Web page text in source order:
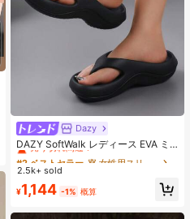
Dazy
DAZY SoftWalk レディース EVA ミ
ッドヒールプラットフォームビーチ
サンダル - 超軽量、通気性、快適、
滑り止め、柔らかいソール、ミニマ
ルデザイン、ビーチ、休暇、家庭で
の自由時間、デイリー着用に適し、
オールシーズン、スリップオン、無
#2 ベストセラー
売り切れ間近！
#2 ベストセラー
売り切れ間近！
#2 ベストセラー
売り切れ間近！
#2 ベストセラー
売り切れ間近！
2.5k+ sold
¥1,144 -1% 概算